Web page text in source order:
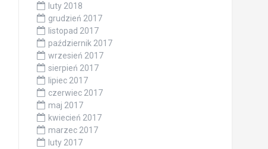
luty 2018
grudzień 2017
listopad 2017
październik 2017
wrzesień 2017
sierpień 2017
lipiec 2017
czerwiec 2017
maj 2017
kwiecień 2017
marzec 2017
luty 2017